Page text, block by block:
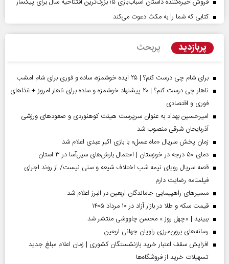
کتابی که شما را به مکث دعوت می‌کند
پربازدید پربحث
برای شام چی درست کنم؟ | ۲۵ ایده خوشمزه، ساده و فوری برای شام امشب
ناهار چی درست کنم؟ | ۲۰ پیشنهاد خوشمزه و ساده برای ناهار امروز + غذاهای
فوری و اقتصادی
امیرحسین بهداد به عنوان سرپرست هیئت کوهنوردی و صعودهای ورزشی
آذربایجان شرقی منصوب شد
زمان پخش سریال «ماه عسل» با بازی اکبر عبدی اعلام شد
دمای ۵۰ درجه در خوزستان | احتمال بارش‌های سیل‌آسا در ۳ استان
قصه سریال رویای نیمه شب اختلاف شیعه و سنی نیست/ از روند اجرای
فیلمنامه رضایت دارم
مسیر‌های راهپیمایی جاماندگان اربعین در البرز اعلام شد
قیمت سکه و طلا در بازار آزاد در ۱۰ مرداد ۱۴۰۵
ببینید | «چهل روز » محسن چاووشی منتشر شد
رسانه‌های برون‌مرزی راویان جهانی اربعین
افزایش سقف اعتبار خرید بازنشستگان کشوری | زمان اعلام مبلغ جدید
تسهیلات خرید از فروشگاه‌ها